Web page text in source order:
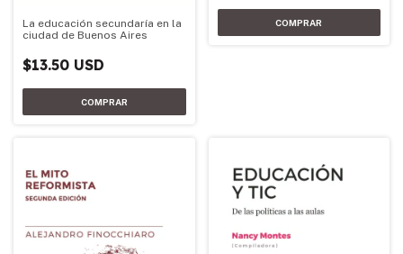
La educación secundaría en la
ciudad de Buenos Aires
$13.50 USD